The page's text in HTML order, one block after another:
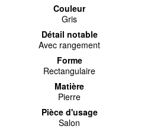
Couleur
Gris
Détail notable
Avec rangement
Forme
Rectangulaire
Matière
Pierre
Pièce d'usage
Salon